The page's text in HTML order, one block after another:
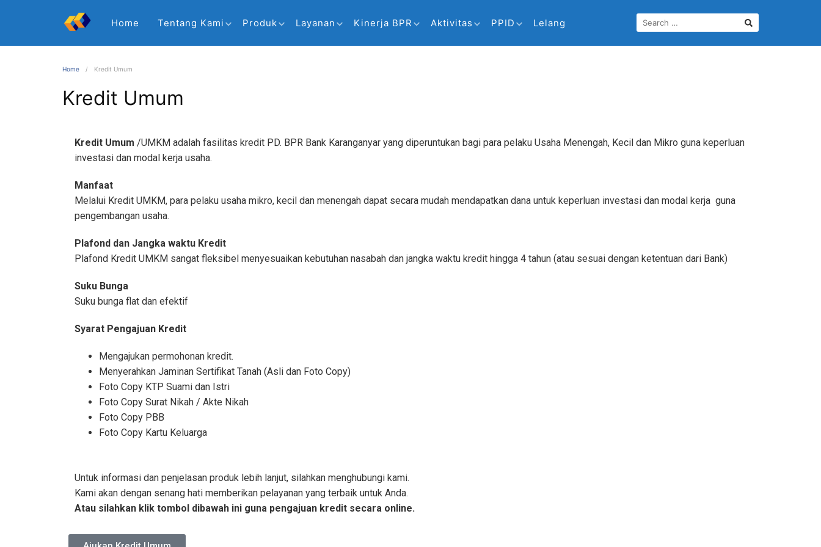
Home Tentang Kami Produk Layanan Kinerja BPR Aktivitas PPID Lelang
Home Kredit Umum
Kredit Umum
Kredit Umum /UMKM adalah fasilitas kredit PD. BPR Bank Karanganyar yang diperuntukan bagi para pelaku Usaha Menengah, Kecil dan Mikro guna keperluan
investasi dan modal kerja usaha.
Manfaat
Melalui Kredit UMKM, para pelaku usaha mikro, kecil dan menengah dapat secara mudah mendapatkan dana untuk keperluan investasi dan modal kerja guna
pengembangan usaha.
Plafond dan Jangka waktu Kredit
Plafond Kredit UMKM sangat fleksibel menyesuaikan kebutuhan nasabah dan jangka waktu kredit hingga 4 tahun (atau sesuai dengan ketentuan dari Bank)
Suku Bunga
Suku bunga flat dan efektif
Syarat Pengajuan Kredit
Mengajukan permohonan kredit.
Menyerahkan Jaminan Sertifikat Tanah (Asli dan Foto Copy)
Foto Copy KTP Suami dan Istri
Foto Copy Surat Nikah / Akte Nikah
Foto Copy PBB
Foto Copy Kartu Keluarga
Untuk informasi dan penjelasan produk lebih lanjut, silahkan menghubungi kami.
Kami akan dengan senang hati memberikan pelayanan yang terbaik untuk Anda.
Atau silahkan klik tombol dibawah ini guna pengajuan kredit secara online.